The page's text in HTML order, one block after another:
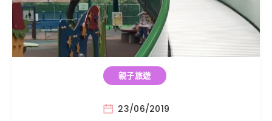
親子旅遊
23/06/2019